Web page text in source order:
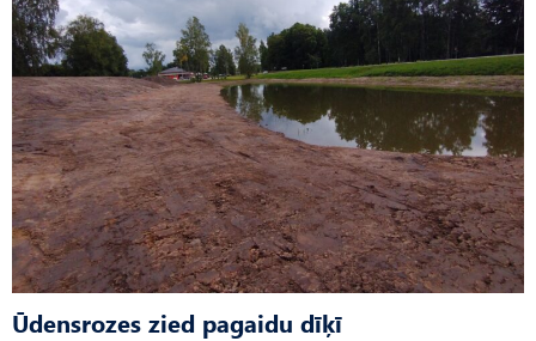
Ūdensrozes zied pagaidu dīķī